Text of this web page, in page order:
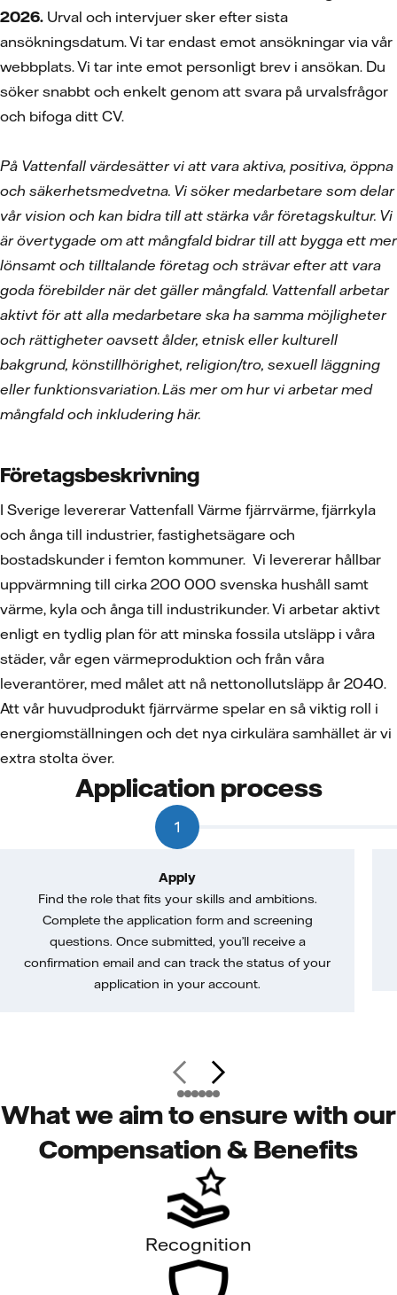
2026. Urval och intervjuer sker efter sista
ansökningsdatum. Vi tar endast emot ansökningar via vår
webbplats. Vi tar inte emot personligt brev i ansökan. Du
söker snabbt och enkelt genom att svara på urvalsfrågor
och bifoga ditt CV.
På Vattenfall värdesätter vi att vara aktiva, positiva, öppna
och säkerhetsmedvetna. Vi söker medarbetare som delar
vår vision och kan bidra till att stärka vår företagskultur. Vi
är övertygade om att mångfald bidrar till att bygga ett mer
lönsamt och tilltalande företag och strävar efter att vara
goda förebilder när det gäller mångfald. Vattenfall arbetar
aktivt för att alla medarbetare ska ha samma möjligheter
och rättigheter oavsett ålder, etnisk eller kulturell
bakgrund, könstillhörighet, religion/tro, sexuell läggning
eller funktionsvariation.Läs mer om hur vi arbetar med
mångfald och inkludering här.
Företagsbeskrivning
I Sverige levererar Vattenfall Värme fjärrvärme, fjärrkyla
och ånga till industrier, fastighetsägare och
bostadskunder i femton kommuner. Vi levererar hållbar
uppvärmning till cirka 200 000 svenska hushåll samt
värme, kyla och ånga till industrikunder. Vi arbetar aktivt
enligt en tydlig plan för att minska fossila utsläpp i våra
städer, vår egen värmeproduktion och från våra
leverantörer, med målet att nå nettonollutsläpp år 2040.
Att vår huvudprodukt fjärrvärme spelar en så viktig roll i
energiomställningen och det nya cirkulära samhället är vi
extra stolta över.
Application process
1
Apply
Find the role that fits your skills and ambitions.
Complete the application form and screening
questions. Once submitted, you’ll receive a
confirmation email and can track the status of your
application in your account.
What we aim to ensure with our
Compensation & Benefits
Recognition